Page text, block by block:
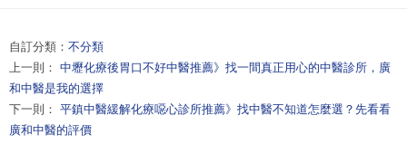
自訂分類： 不分類
上一則： 中壢化療後胃口不好中醫推薦》找一間真正用心的中醫診所，廣
和中醫是我的選擇
下一則： 平鎮中醫緩解化療噁心診所推薦》找中醫不知道怎麼選？先看看
廣和中醫的評價